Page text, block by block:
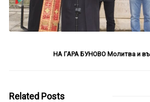
НА ГАРА БУНОВО Молитва и
Related Posts